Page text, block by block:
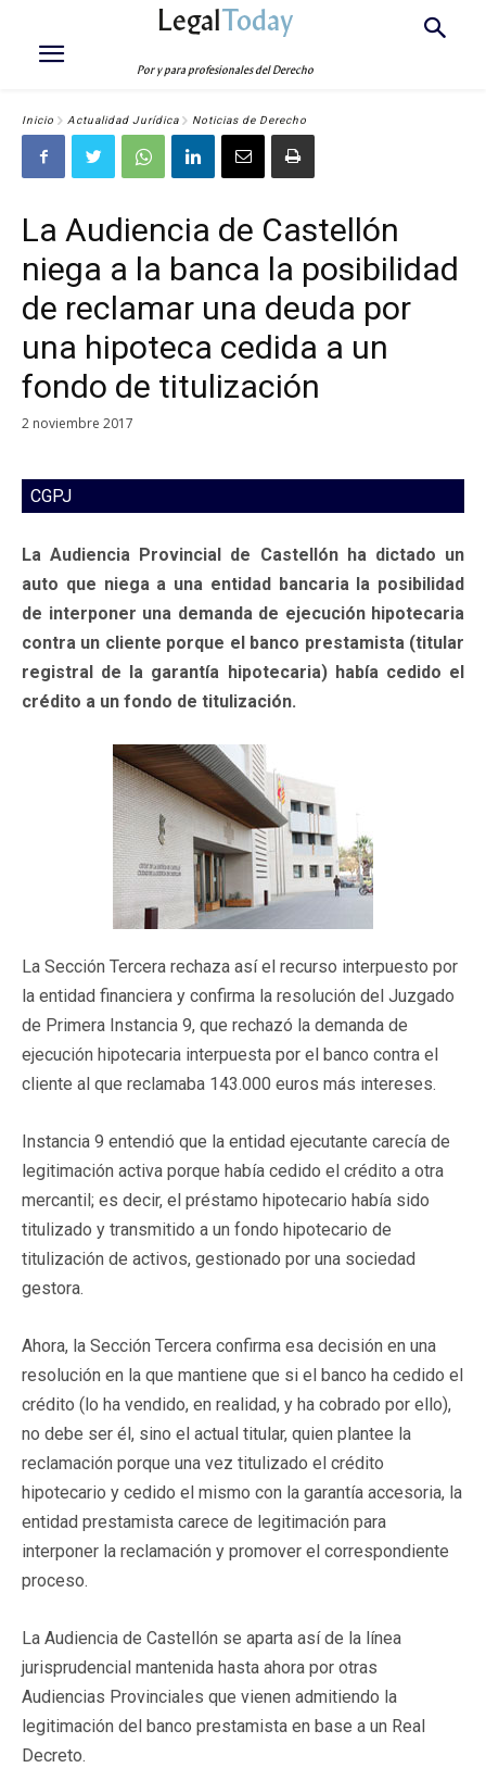
LegalToday
Por y para profesionales del Derecho
Inicio Actualidad Jurídica Noticias de Derecho
La Audiencia de Castellón
niega a la banca la posibilidad
de reclamar una deuda por
una hipoteca cedida a un
fondo de titulización
2 noviembre 2017
CGPJ
La Audiencia Provincial de Castellón ha dictado un
auto que niega a una entidad bancaria la posibilidad
de interponer una demanda de ejecución hipotecaria
contra un cliente porque el banco prestamista (titular
registral de la garantía hipotecaria) había cedido el
crédito a un fondo de titulización.
La Sección Tercera rechaza así el recurso interpuesto por
la entidad financiera y confirma la resolución del Juzgado
de Primera Instancia 9, que rechazó la demanda de
ejecución hipotecaria interpuesta por el banco contra el
cliente al que reclamaba 143.000 euros más intereses.
Instancia 9 entendió que la entidad ejecutante carecía de
legitimación activa porque había cedido el crédito a otra
mercantil; es decir, el préstamo hipotecario había sido
titulizado y transmitido a un fondo hipotecario de
titulización de activos, gestionado por una sociedad
gestora.
Ahora, la Sección Tercera confirma esa decisión en una
resolución en la que mantiene que si el banco ha cedido el
crédito (lo ha vendido, en realidad, y ha cobrado por ello),
no debe ser él, sino el actual titular, quien plantee la
reclamación porque una vez titulizado el crédito
hipotecario y cedido el mismo con la garantía accesoria, la
entidad prestamista carece de legitimación para
interponer la reclamación y promover el correspondiente
proceso.
La Audiencia de Castellón se aparta así de la línea
jurisprudencial mantenida hasta ahora por otras
Audiencias Provinciales que vienen admitiendo la
legitimación del banco prestamista en base a un Real
Decreto.